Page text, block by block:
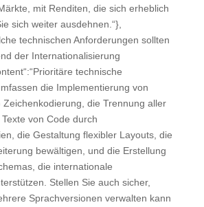
mit Renditen, die sich erheblich
sich weiter ausdehnen.“},
technischen Anforderungen sollten
der Internationalisierung
technische
die Implementierung von
Zeichenkodierung, die Trennung aller
von Code durch
die Gestaltung flexibler Layouts, die
bewältigen, und die Erstellung
die internationale
Stellen Sie auch sicher,
Sprachversionen verwalten kann